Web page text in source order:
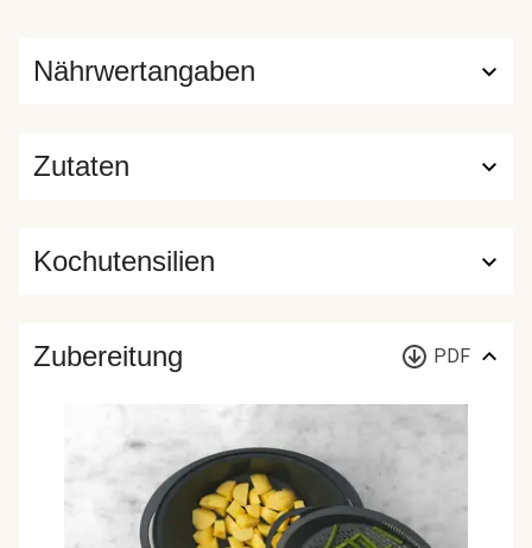
Zutaten
Nährwertangaben
Kochutensilien
Zubereitung PDF